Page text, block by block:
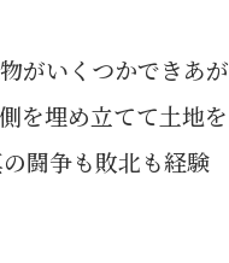
がいくつかできあが
を埋め立てて土地を
闘争も敗北も経験